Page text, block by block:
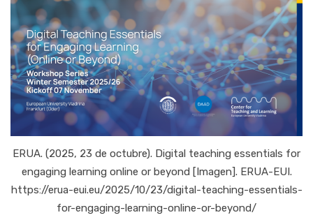
ERUA. (2025, 23 de octubre). Digital teaching essentials for
engaging learning online or beyond [Imagen]. ERUA-EUI.
https://erua-eui.eu/2025/10/23/digital-teaching-essentials-
for-engaging-learning-online-or-beyond/